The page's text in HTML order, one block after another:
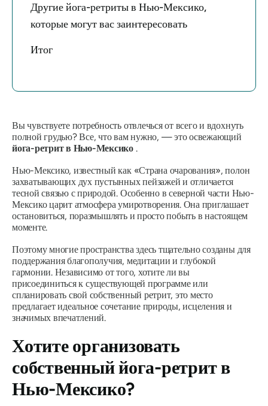
Другие йога-ретриты в Нью-Мексико,
которые могут вас заинтересовать
Итог
Вы чувствуете потребность отвлечься от всего и вдохнуть
полной грудью? Все, что вам нужно, — это освежающий
йога-ретрит в Нью-Мексико .
Нью-Мексико, известный как «Страна очарования», полон
захватывающих дух пустынных пейзажей и отличается
тесной связью с природой. Особенно в северной части Нью-
Мексико царит атмосфера умиротворения. Она приглашает
остановиться, поразмышлять и просто побыть в настоящем
моменте.
Поэтому многие пространства здесь тщательно созданы для
поддержания благополучия, медитации и глубокой
гармонии. Независимо от того, хотите ли вы
присоединиться к существующей программе или
спланировать свой собственный ретрит, это место
предлагает идеальное сочетание природы, исцеления и
значимых впечатлений.
Хотите организовать
собственный йога-ретрит в
Нью-Мексико?